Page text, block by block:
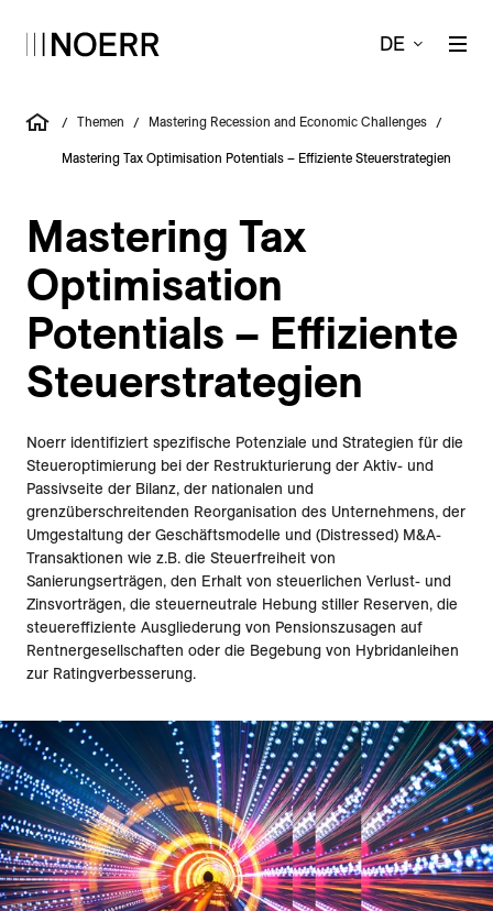
DE
/ Themen / Mastering Recession and Economic Challenges /
Mastering Tax Optimisation Potentials – Effiziente Steuerstrategien
Mastering Tax
Optimisation
Potentials – Effiziente
Steuer­strategien
Noerr identifiziert spezifische Potenziale und Strategien für die
Steueroptimierung bei der Restrukturierung der Aktiv- und
Passivseite der Bilanz, der nationalen und
grenzüberschreitenden Reorganisation des Unternehmens, der
Umgestaltung der Geschäftsmodelle und (Distressed) M&A-
Transaktionen wie z.B. die Steuerfreiheit von
Sanierungserträgen, den Erhalt von steuerlichen Verlust- und
Zinsvorträgen, die steuerneutrale Hebung stiller Reserven, die
steuereffiziente Ausgliederung von Pensionszusagen auf
Rentnergesellschaften oder die Begebung von Hybridanleihen
zur Ratingverbesserung.